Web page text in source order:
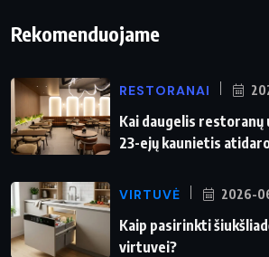
Rekomenduojame
RESTORANAI
Kai daugelis restoranų
23-ejų kaunietis
VIRTUVĖ 2026-
Kaip pasirinkti
virtuvei?